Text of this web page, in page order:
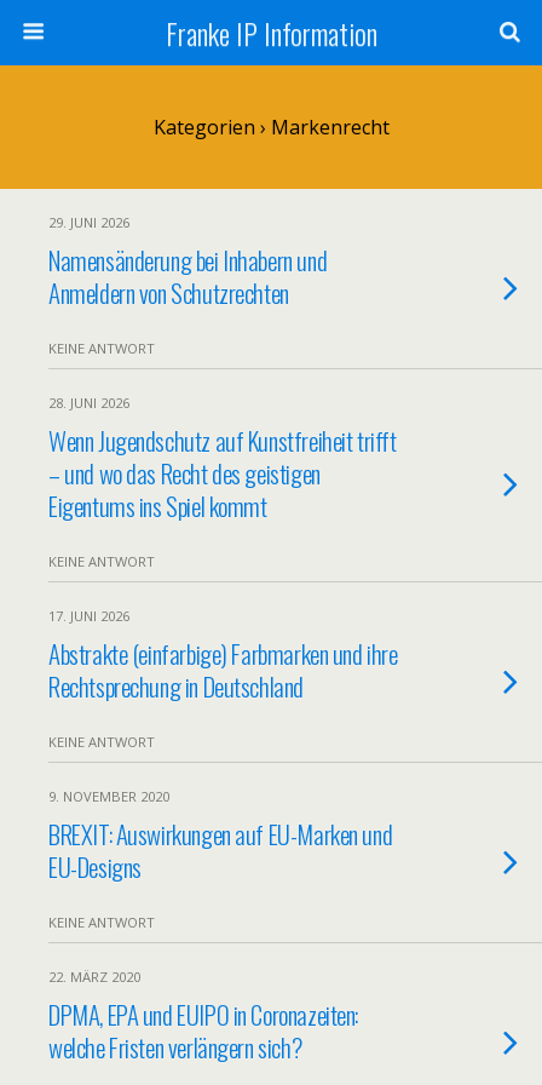
Franke IP Information
Kategorien › Markenrecht
29. JUNI 2026
Namensänderung bei Inhabern und
Anmeldern von Schutzrechten
KEINE ANTWORT
28. JUNI 2026
Wenn Jugendschutz auf Kunstfreiheit trifft
– und wo das Recht des geistigen
Eigentums ins Spiel kommt
KEINE ANTWORT
17. JUNI 2026
Abstrakte (einfarbige) Farbmarken und ihre
Rechtsprechung in Deutschland
KEINE ANTWORT
9. NOVEMBER 2020
BREXIT: Auswirkungen auf EU-Marken und
EU-Designs
KEINE ANTWORT
22. MÄRZ 2020
DPMA, EPA und EUIPO in Coronazeiten:
welche Fristen verlängern sich?